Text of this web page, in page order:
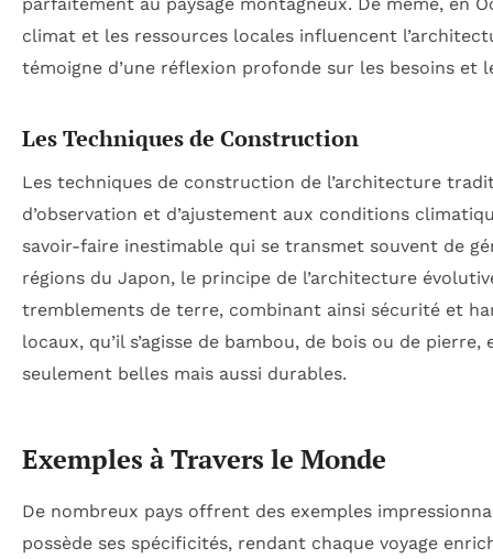
climat et les ressources locales influencent
témoigne d’une réflexion profonde sur les besoins et
Les Techniques de Construction
Les techniques de construction de l’architecture
d’observation et d’ajustement aux conditions
savoir-faire inestimable qui se transmet souvent de
régions du Japon, le principe de l’architecture
tremblements de terre, combinant ainsi sécurité et
locaux, qu’il s’agisse de bambou, de bois ou de
seulement belles mais aussi durables.
Exemples à Travers le Monde
De nombreux pays offrent des exemples
possède ses spécificités, rendant chaque voyage